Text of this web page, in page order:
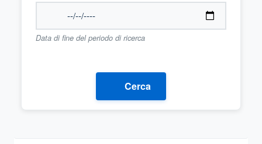
Data di fine del periodo di ricerca
Cerca